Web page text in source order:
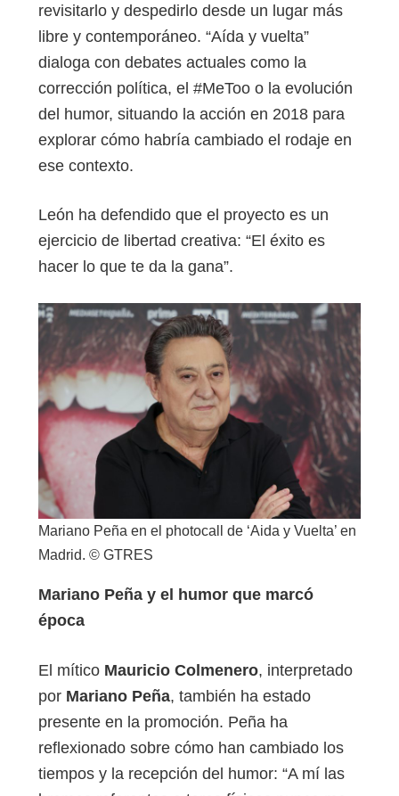
revisitarlo y despedirlo desde un lugar más
libre y contemporáneo. “Aída y vuelta”
dialoga con debates actuales como la
corrección política, el #MeToo o la evolución
del humor, situando la acción en 2018 para
explorar cómo habría cambiado el rodaje en
ese contexto.
León ha defendido que el proyecto es un
ejercicio de libertad creativa: “El éxito es
hacer lo que te da la gana”.
Mariano Peña en el photocall de ‘Aida y Vuelta’ en
Madrid. © GTRES
Mariano Peña y el humor que marcó
época
El mítico Mauricio Colmenero, interpretado
por Mariano Peña, también ha estado
presente en la promoción. Peña ha
reflexionado sobre cómo han cambiado los
tiempos y la recepción del humor: “A mí las